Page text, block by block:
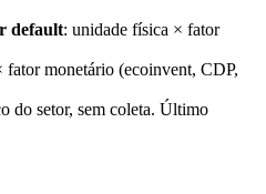
default: unidade física × fator
fator monetário (ecoinvent, CDP,
do setor, sem coleta. Último